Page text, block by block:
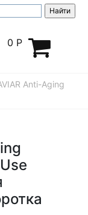
0 Р
Anti-Aging